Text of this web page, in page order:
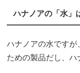
ハナノアの「水」
ハナノアの水です
ための製品だし、ハ